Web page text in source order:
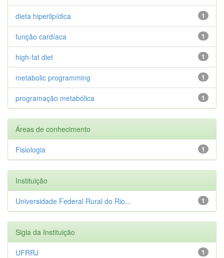
1
dieta hiperlipídica
1
função cardíaca
1
high-fat diet
1
metabolic programming
1
programação metabólica
Áreas de conhecimento
1
Fisiologia
Instituição
1
Universidade Federal Rural do Rio...
Sigla da Instituição
1
UFRRJ